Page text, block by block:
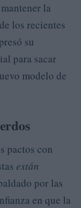
la
los recientes
su
para sacar
modelo de
pactos con
están
por las
en que la